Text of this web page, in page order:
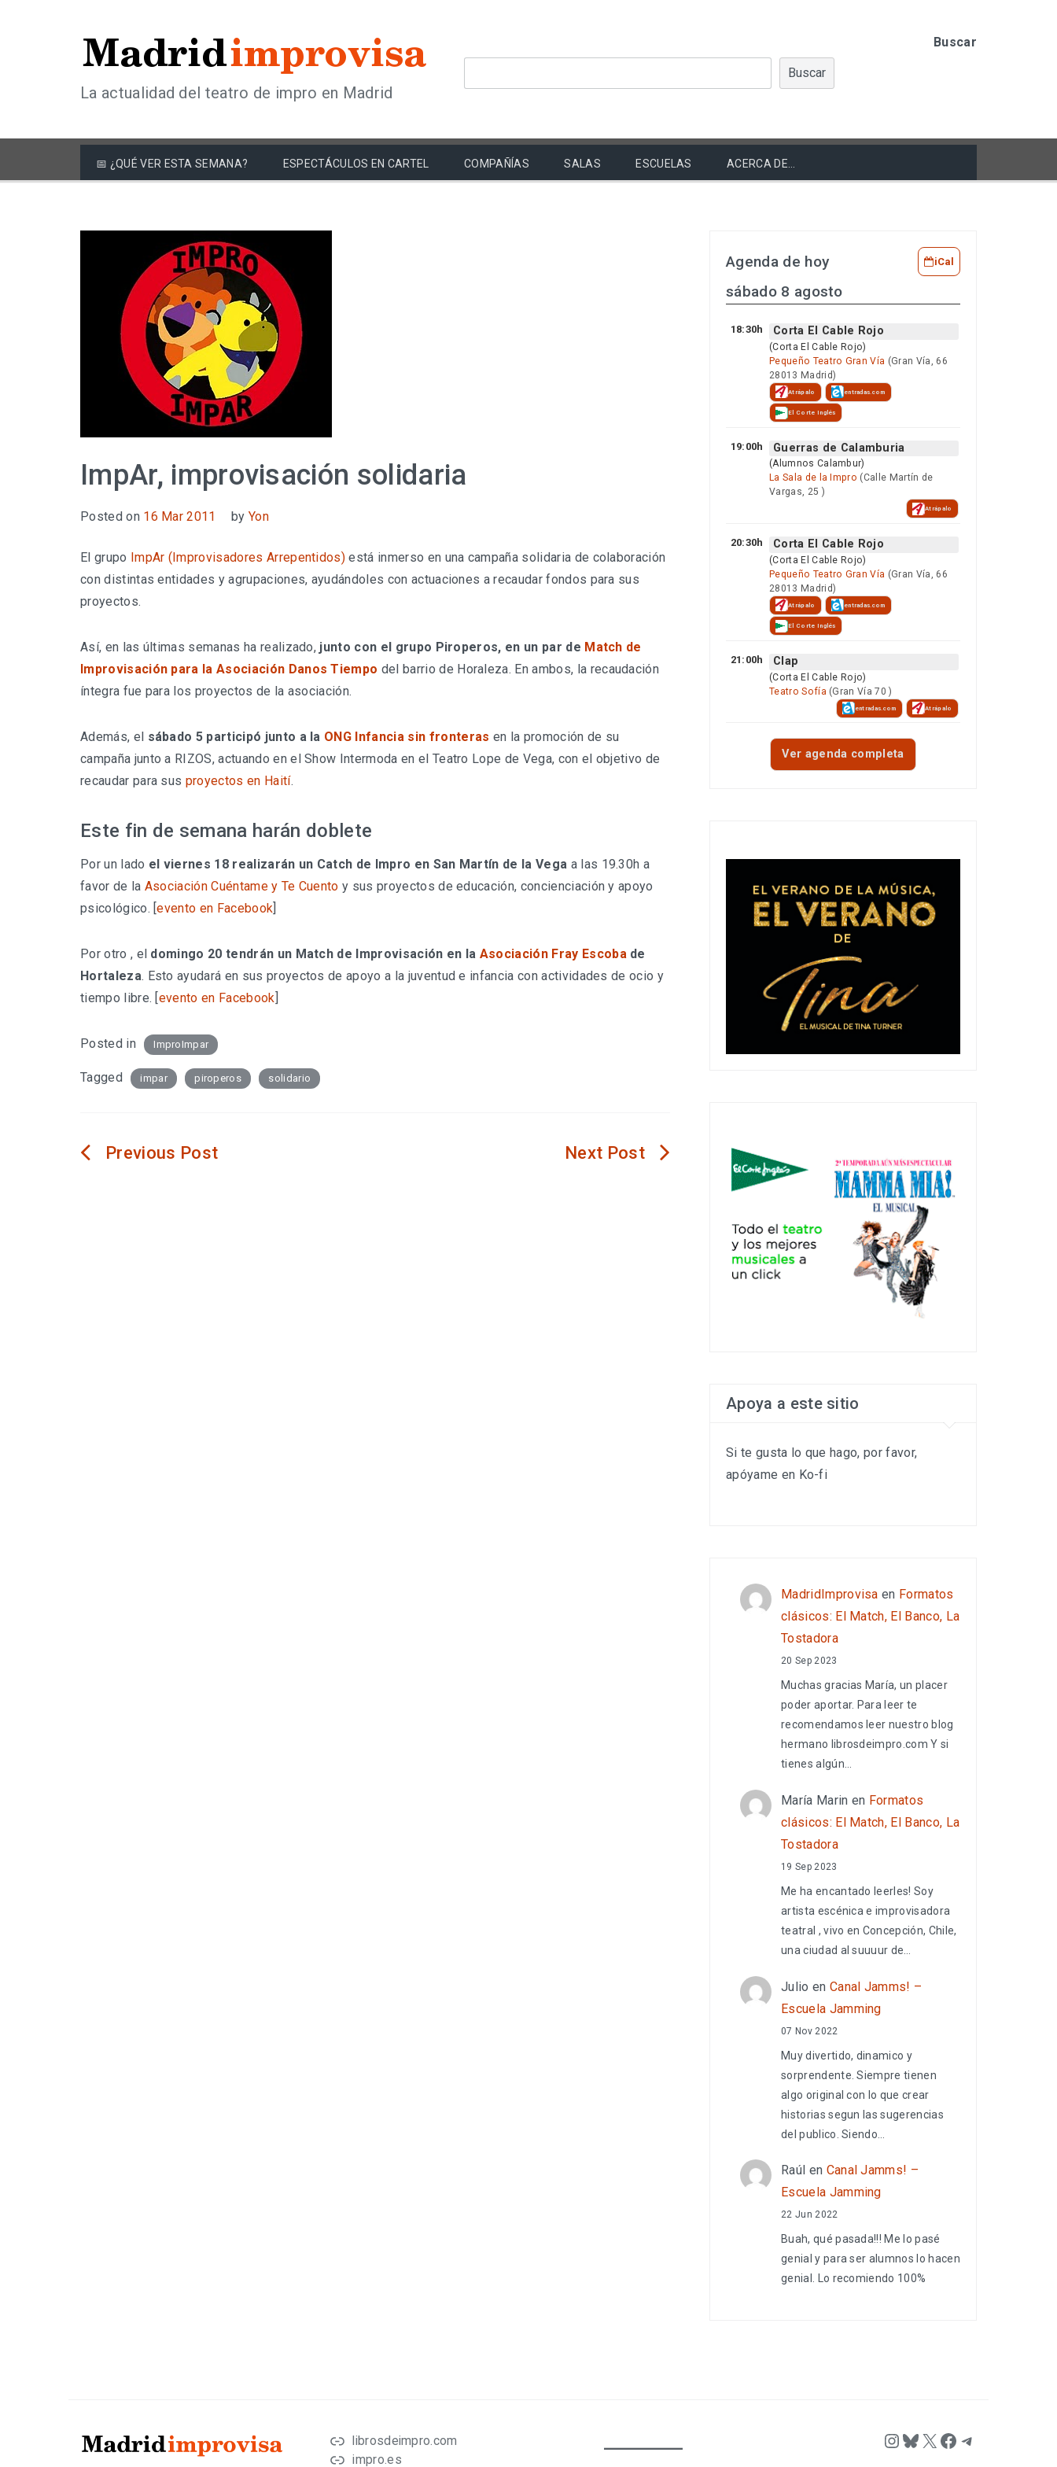
La actualidad del teatro de impro en Madrid
Buscar
Buscar
📅 ¿QUÉ VER ESTA SEMANA? ESPECTÁCULOS EN CARTEL COMPAÑÍAS SALAS ESCUELAS ACERCA DE…
ImpAr, improvisación solidaria
Posted on 16 Mar 2011 byYon
El grupo ImpAr (Improvisadores Arrepentidos) está inmerso en una campaña solidaria de colaboración
con distintas entidades y agrupaciones, ayudándoles con actuaciones a recaudar fondos para sus
proyectos.
Así, en las últimas semanas ha realizado, junto con el grupo Piroperos, en un par de Match de
Improvisación para la Asociación Danos Tiempo del barrio de Horaleza. En ambos, la recaudación
íntegra fue para los proyectos de la asociación.
Además, el sábado 5 participó junto a la ONG Infancia sin fronteras en la promoción de su
campaña junto a RIZOS, actuando en el Show Intermoda en el Teatro Lope de Vega, con el objetivo de
recaudar para sus proyectos en Haití.
Este fin de semana harán doblete
Por un lado el viernes 18 realizarán un Catch de Impro en San Martín de la Vega a las 19.30h a
favor de la Asociación Cuéntame y Te Cuento y sus proyectos de educación, concienciación y apoyo
psicológico. [evento en Facebook
Por otro , el domingo 20 tendrán un Match de Improvisación en la Asociación Fray Escobade
Hortaleza. Esto ayudará en sus proyectos de apoyo a la juventud e infancia con actividades de ocio y
tiempo libre. [ evento en Facebook
Posted in ImproImpar
Tagged impar piroperos solidario
Navegación
Agenda de hoy iCal
sábado 8 agosto
18:30h Corta El Cable Rojo
(Corta El Cable Rojo)
Pequeño Teatro Gran Vía (Gran Vía, 66
28013 Madrid)
Atrápalo entradas.com
El Corte Inglés
19:00h Guerras de Calamburia
(Alumnos Calambur)
La Sala de la Impro (Calle Martín de
Vargas, 25 )
Atrápalo
20:30h Corta El Cable Rojo
(Corta El Cable Rojo)
Pequeño Teatro Gran Vía (Gran Vía, 66
28013 Madrid)
Atrápalo entradas.com
El Corte Inglés
21:00h Clap
(Corta El Cable Rojo)
Teatro Sofía (Gran Vía 70 )
entradas.com Atrápalo
Ver agenda completa
Apoya a este sitio
Si te gusta lo que hago, por favor,
apóyame en Ko-fi
MadridImprovisa en Formatos
clásicos: El Match, El Banco, La
Tostadora
20 Sep 2023
Muchas gracias María, un placer
poder aportar. Para leer te
recomendamos leer nuestro blog
hermano librosdeimpro.com Y si
tienes algún…
María Marin en Formatos
clásicos: El Match, El Banco, La
Tostadora
19 Sep 2023
Me ha encantado leerles! Soy
artista escénica e improvisadora
teatral , vivo en Concepción, Chile,
una ciudad al suuuur de…
Julio en Canal Jamms! –
Escuela Jamming
07 Nov 2022
Muy divertido, dinamico y
sorprendente. Siempre tienen
algo original con lo que crear
historias segun las sugerencias
del publico. Siendo…
Raúl en Canal Jamms! –
Escuela Jamming
22 Jun 2022
Buah, qué pasada!!! Me lo pasé
genial y para ser alumnos lo hacen
genial. Lo recomiendo 100%
librosdeimpro.com
impro.es
Instagram
Bluesky
X Facebook
Telegram